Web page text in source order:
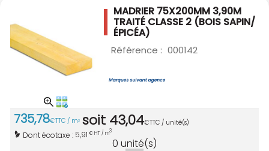
MADRIER 75X200MM 3,90M
TRAITÉ CLASSE 2 (BOIS SAPIN/
ÉPICÉA)
Référence : 000142
735,78€TTC / m3 soit 43,04€TTC / unité(s)
Dont écotaxe : 5,91 € HT / m3
0 unité(s)